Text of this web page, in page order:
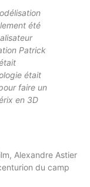
été
Patrick
était
faire un
en 3D
Alexandre Astier
du camp